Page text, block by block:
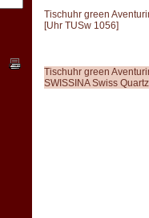
Tischuhr green
[Uhr TUSw 1056]
Tischuhr green
SWISSINA Swiss Quartz